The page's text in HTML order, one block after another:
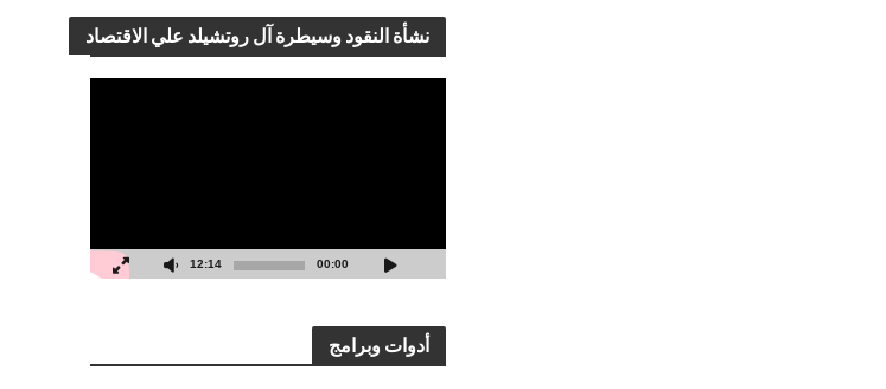
نشأة النقود وسيطرة آل روتشيلد علي الاقتصاد
00:00
12:14
أدوات وبرامج